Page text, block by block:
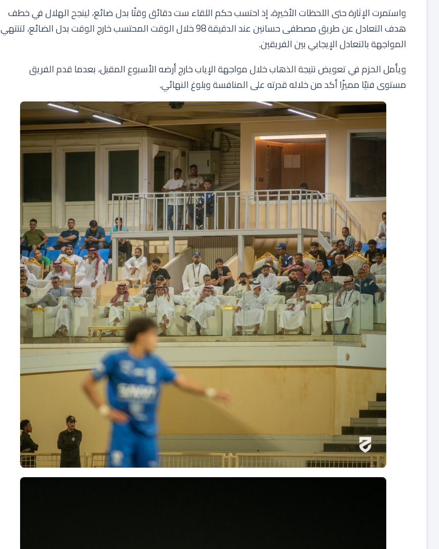
واستمرت الإثارة حتى اللحظات الأخيرة، إذ احتسب حكم اللقاء ست دقائق وقتًا بدل ضائع، لينجح الهلال في خطف
هدف التعادل عن طريق مصطفى حسانين عند الدقيقة 98 خلال الوقت المحتسب خارج الوقت بدل الضائع، لتنتهي
المواجهة بالتعادل الإيجابي بين الفريقين.
ويأمل الحزم في تعويض نتيجة الذهاب خلال مواجهة الإياب خارج أرضه الأسبوع المقبل، بعدما قدم الفريق
مستوى فنيًا مميزًا أكد من خلاله قدرته على المنافسة وبلوغ النهائي.